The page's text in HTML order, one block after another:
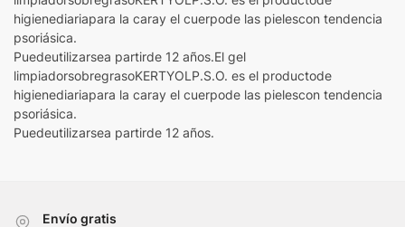
higienediariapara la caray el cuerpode las pielescon tendencia
psoriásica.
Puedeutilizarsea partirde 12 años.El gel
limpiadorsobregrasoKERTYOLP.S.O. es el productode
higienediariapara la caray el cuerpode las pielescon tendencia
psoriásica.
Puedeutilizarsea partirde 12 años.
Envío gratis